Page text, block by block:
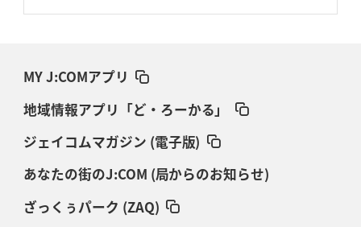
MY J:COMアプリ
地域情報アプリ「ど・ろーかる」
ジェイコムマガジン (電子版)
あなたの街のJ:COM (局からのお知らせ)
ざっくぅパーク (ZAQ)